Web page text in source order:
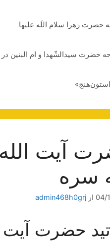
حضرت زهرا سلام اللَه علیها
حضرت سیدالشّهدا و ام البنین
آیت
سره
04/ از admin468h0grj
حضرت آیت